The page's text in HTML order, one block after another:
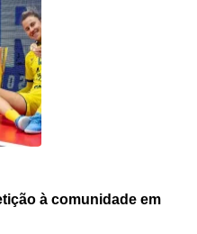
à comunidade em